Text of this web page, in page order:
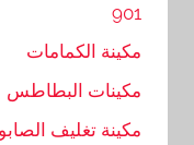
901
مكينة الكمامات
مكينات البطاطس
مكينة تغليف